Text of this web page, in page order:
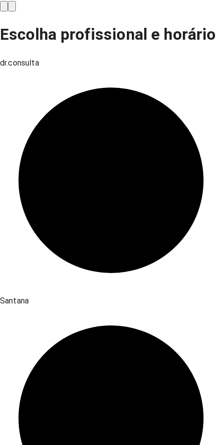
Escolha profissional e horário
dr.consulta
Santana